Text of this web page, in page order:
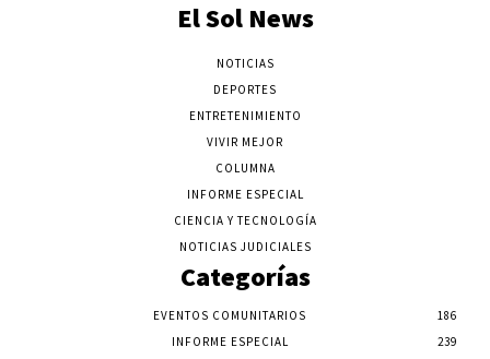
El Sol News
NOTICIAS
DEPORTES
ENTRETENIMIENTO
VIVIR MEJOR
COLUMNA
INFORME ESPECIAL
CIENCIA Y TECNOLOGÍA
NOTICIAS JUDICIALES
Categorías
EVENTOS COMUNITARIOS
186
INFORME ESPECIAL
239